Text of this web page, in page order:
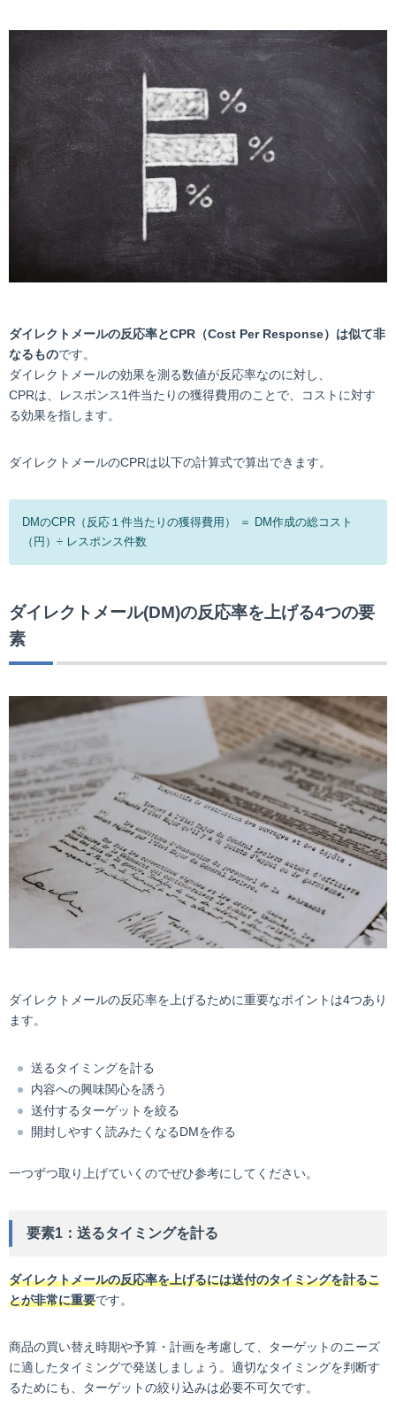
ダイレクトメールの反応率とCPR（Cost Per Response）は似て非
なるものです。
ダイレクトメールの効果を測る数値が反応率なのに対し、
CPRは、レスポンス1件当たりの獲得費用のことで、コストに対す
る効果を指します。
ダイレクトメールのCPRは以下の計算式で算出できます。
DMのCPR（反応１件当たりの獲得費用） ＝ DM作成の総コスト
（円）÷ レスポンス件数
ダイレクトメール(DM)の反応率を上げる4つの要
素
ダイレクトメールの反応率を上げるために重要なポイントは4つあり
ます。
送るタイミングを計る
内容への興味関心を誘う
送付するターゲットを絞る
開封しやすく読みたくなるDMを作る
一つずつ取り上げていくのでぜひ参考にしてください。
要素1：送るタイミングを計る
ダイレクトメールの反応率を上げるには送付のタイミングを計るこ
とが非常に重要です。
商品の買い替え時期や予算・計画を考慮して、ターゲットのニーズ
に適したタイミングで発送しましょう。適切なタイミングを判断す
るためにも、ターゲットの絞り込みは必要不可欠です。